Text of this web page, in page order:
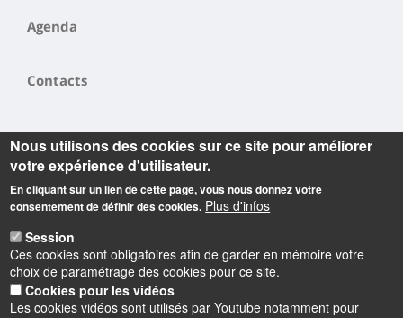
Agenda
Contacts
Informations
Observatoire des Sciences de l'Univers en région Centre
Campus Géosciences
1A rue de la Férollerie
45071 Orléans cedex 2
Nous utilisons des cookies sur ce site pour améliorer
votre expérience d'utilisateur.
En cliquant sur un lien de cette page, vous nous donnez votre
consentement de définir des cookies. Plus d'infos
Session
Ces cookies sont obligatoires afin de garder en mémoire votre
choix de paramétrage des cookies pour ce site.
Cookies pour les vidéos
Les cookies vidéos sont utilisés par Youtube notamment pour